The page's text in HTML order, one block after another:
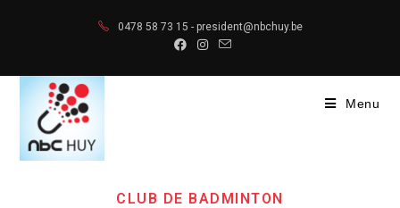
0478 58 73 15 - president@nbchuy.be
Menu
CLUB DE BADMINTON